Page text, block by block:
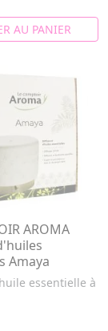
AU PANIER
AROMA
Amaya
essentielle à